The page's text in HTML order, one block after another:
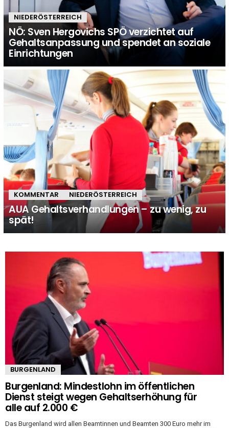
NIEDERÖSTERREICH
NÖ: Sven Hergovichs SPÖ verzichtet auf
Gehaltsanpassung und spendet an soziale
Einrichtungen
KOMMENTAR NIEDERÖSTERREICH
AUA Gehaltsverhandlungen – zu wenig, zu
spät!
BURGENLAND
Burgenland: Mindestlohn im öffentlichen
Dienst steigt wegen Gehaltserhöhung für
alle auf 2.000 €
Das Burgenland wird allen Beamtinnen und Beamten 300 Euro mehr im